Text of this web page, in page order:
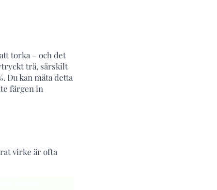
torka – och det
trä, särskilt
Du kan mäta detta
färgen in
virke är ofta